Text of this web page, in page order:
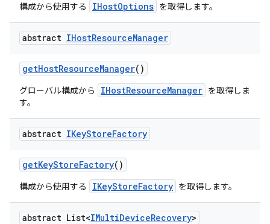
構成から使用する IHostOptions を取得します。
abstract IHostResourceManager
getHostResourceManager()
グローバル構成から IHostResourceManager を取得しま
す。
abstract IKeyStoreFactory
getKeyStoreFactory()
構成から使用する IKeyStoreFactory を取得します。
abstract List<IMultiDeviceRecovery>